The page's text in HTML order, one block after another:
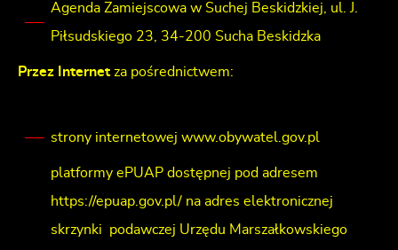
Agenda Zamiejscowa w Suchej Beskidzkiej, ul. J.
Piłsudskiego 23, 34-200 Sucha Beskidzka
Przez Internetza pośrednictwem:
strony internetowej www.obywatel.gov.pl
platformy ePUAP dostępnej pod adresem
https://epuap.gov.pl/ na adres elektronicznej
skrzynki podawczej Urzędu Marszałkowskiego